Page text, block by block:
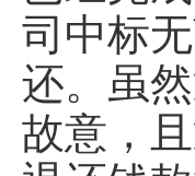
司中标
还。虽
故意，